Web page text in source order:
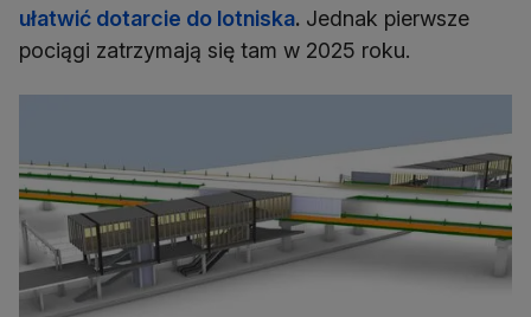
ułatwić dotarcie do lotniska. Jednak pierwsze
pociągi zatrzymają się tam w 2025 roku.